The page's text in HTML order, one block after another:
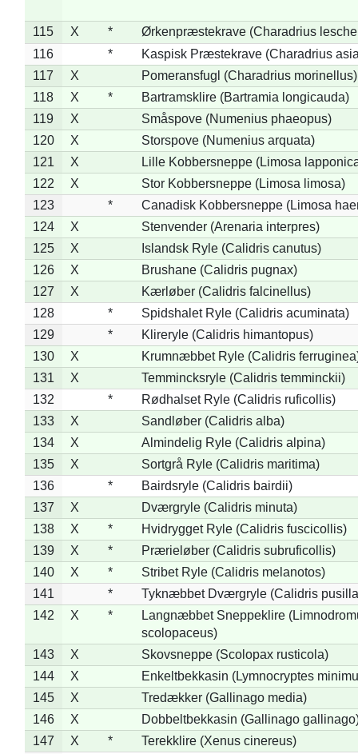
115 X *
Ørkenpræstekrave (Charadrius
116
*
Kaspisk Præstekrave (Charadrius
117
X
Pomeransfugl (Charadrius morinellus)
118
X *
Bartramsklire (Bartramia longicauda)
119
X
Småspove (Numenius phaeopus)
120
X
Storspove (Numenius arquata)
121
X
Lille Kobbersneppe (Limosa
122
X
Stor Kobbersneppe (Limosa limosa)
123
*
Canadisk Kobbersneppe (Limosa
124
X
Stenvender (Arenaria interpres)
125
X
Islandsk Ryle (Calidris canutus)
126
X
Brushane (Calidris pugnax)
127
X
Kærløber (Calidris falcinellus)
128
*
Spidshalet Ryle (Calidris acuminata)
129
*
Klireryle (Calidris himantopus)
130
X
Krumnæbbet Ryle (Calidris
131
X
Temmincksryle (Calidris temminckii)
132
*
Rødhalset Ryle (Calidris ruficollis)
133
X
Sandløber (Calidris alba)
134
X
Almindelig Ryle (Calidris alpina)
135
X
Sortgrå Ryle (Calidris maritima)
136
*
Bairdsryle (Calidris bairdii)
137
X
Dværgryle (Calidris minuta)
138
X *
Hvidrygget Ryle (Calidris fuscicollis)
139
X *
Prærieløber (Calidris subruficollis)
140
X *
Stribet Ryle (Calidris melanotos)
141
*
Tyknæbbet Dværgryle (Calidris
142
X *
Langnæbbet Sneppeklire
scolopaceus)
143
X
Skovsneppe (Scolopax rusticola)
144
X
Enkeltbekkasin (Lymnocryptes
145
X
Tredækker (Gallinago media)
146
X
Dobbeltbekkasin (Gallinago
147
X *
Terekklire (Xenus cinereus)